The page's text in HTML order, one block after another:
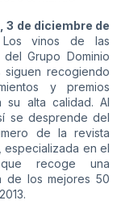
3 de diciembre de
vinos de las
Grupo Dominio
siguen recogiendo
y premios
su alta calidad. Al
se desprende del
de la revista
especializada en el
recoge una
de los mejores 50